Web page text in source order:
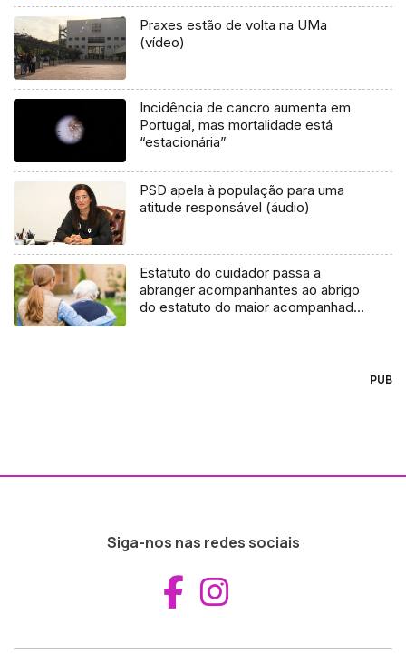
Praxes estão de volta na UMa
(vídeo)
Incidência de cancro aumenta em
Portugal, mas mortalidade está
“estacionária”
PSD apela à população para uma
atitude responsável (áudio)
Estatuto do cuidador passa a
abranger acompanhantes ao abrigo
do estatuto do maior acompanhado
PUB
Siga-nos nas redes sociais
Aceder ao